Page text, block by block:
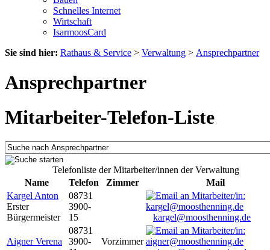
Schnelles Internet
Wirtschaft
IsarmoosCard
Sie sind hier: Rathaus & Service > Verwaltung > Ansprechpartner
Ansprechpartner
Mitarbeiter-Telefon-Liste
Telefonliste der Mitarbeiter/innen der Verwaltung
Name
Telefon Zimmer
Mail
Kargel Anton
Erster
Bürgermeister
08731
3900-
15
kargel@moosthenning.de
Aigner Verena
08731
3900-
Vorzimmer